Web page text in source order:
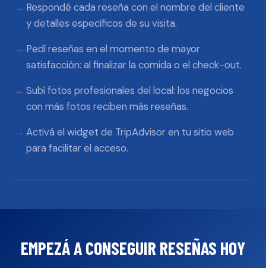
Respondé cada reseña con el nombre del cliente
y detalles específicos de su visita.
Pedí reseñas en el momento de mayor
satisfacción: al finalizar la comida o el check-out.
Subí fotos profesionales del local: los negocios
con más fotos reciben más reseñas.
Activá el widget de TripAdvisor en tu sitio web
para facilitar el acceso.
EMPEZÁ A CONSEGUIR RESEÑAS HOY